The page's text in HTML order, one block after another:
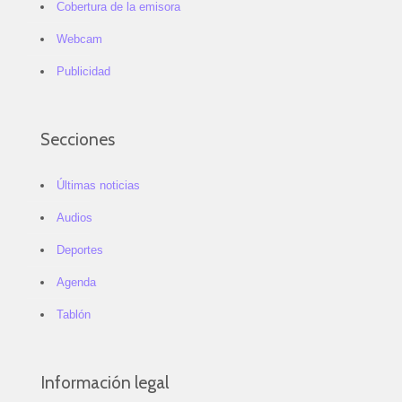
Cobertura de la emisora
Webcam
Publicidad
Secciones
Últimas noticias
Audios
Deportes
Agenda
Tablón
Información legal